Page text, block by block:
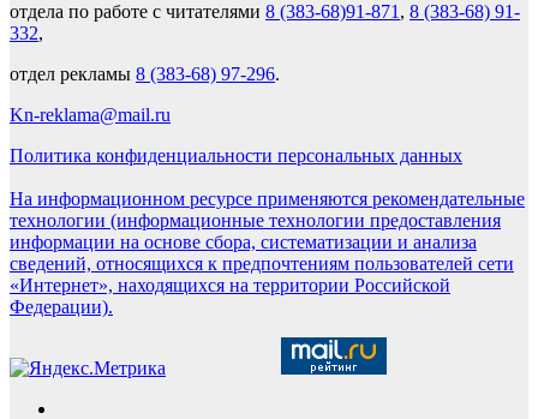
отдела по работе с читателями 8 (383-68)91-871 , 8 (383-68) 91-
332,
отдел рекламы 8 (383-68) 97-296.
Kn-reklama@mail.ru
Политика конфиденциальности персональных данных
На информационном ресурсе применяются рекомендательные
технологии (информационные технологии предоставления
информации на основе сбора, систематизации и анализа
сведений, относящихся к предпочтениям пользователей сети
«Интернет», находящихся на территории Российской
Федерации).